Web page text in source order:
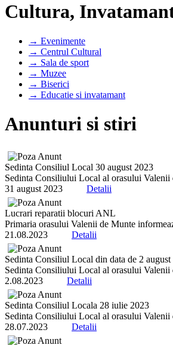
Cultura,
→ Evenimente
→ Centrul Cultural
→ Sala de sport
→ Muzee
→ Biserici
→ Educatie si invatamant
Anunturi si stiri
Sedinta Consiliul Local 30 august 2023
Sedinta Consiliului Local al orasului Valenii
31 august 2023 Detalii
Lucrari reparatii blocuri ANL
Primaria orasului Valenii de Munte
21.08.2023 Detalii
Sedinta Consiliul Local din data de 2 august
Sedinta Consiliului Local al orasului
2.08.2023 Detalii
Sedinta Consiliul Locala 28 iulie 2023
Sedinta Consiliului Local al orasului
28.07.2023 Detalii